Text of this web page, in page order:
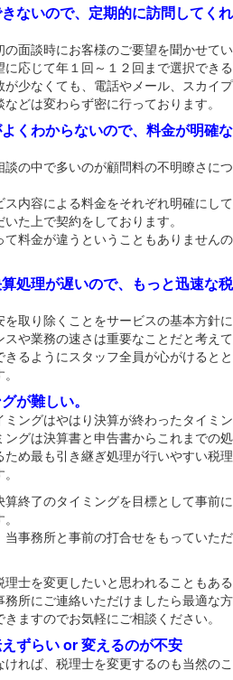
ないので、定期的に訪問してくれ
面談時にお客様のご要望を聞かせてい
応じて年１回～１２回まで選択できる
少なくても、電話やメール、スカイプ
どは変わらず密に行っております。
くわからないので、料金が明確な
の中で多いのが顧問料の不明瞭さにつ
内容による料金をそれぞれ明確にして
た上で契約をしております。
料金が違うということもありませんの
処理が遅いので、もっと迅速な税
取り除くことをサービスの基本方針に
や業務の速さは重要なことだと考えて
るようにスタッフ全員が心がけるとと
が難しい。
ングはやはり決算が終わったタイミン
グは決算書と申告書からこれまでの処
め最も引き継ぎ処理が行いやすい税理
終了のタイミングを目標として事前に
事務所と事前の打合せをもっていただ
士を変更したいと思われることもある
所にご連絡いただけましたら最適な方
ますのでお気軽にご相談ください。
ずらい or 変えるのが不安
れば、税理士を変更するのも当然のこ